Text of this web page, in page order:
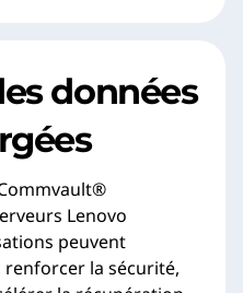
données
Lenovo
peuvent
la sécurité,